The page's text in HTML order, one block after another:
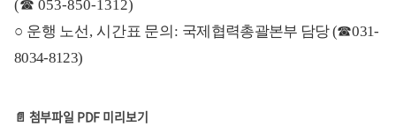
(☎ 053-850-1312)
○ 운행 노선,시간표 문의 : 국제협력총괄본부 담당(☎031-
8034-8123)
📄 첨부파일 PDF 미리보기